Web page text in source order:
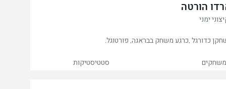
הורטה
ימני
משחקים סטטיסטיקות